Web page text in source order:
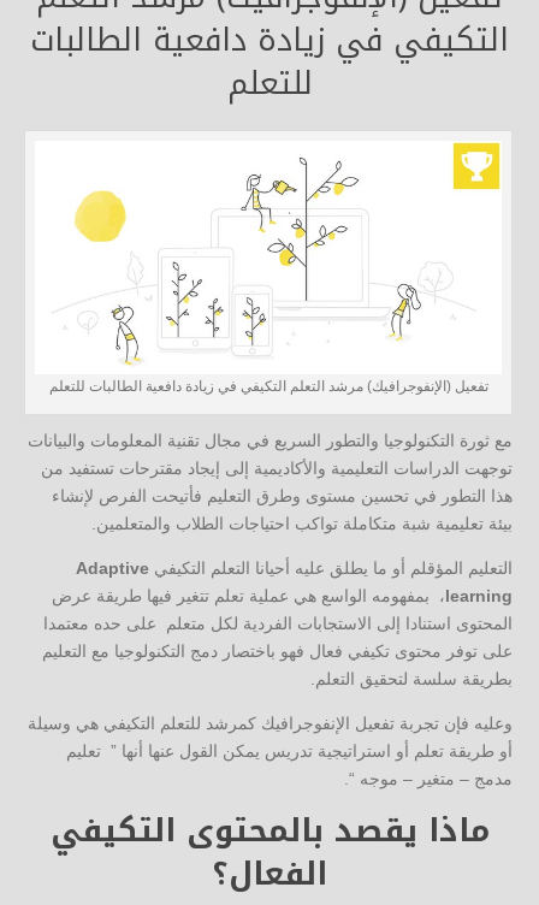
التكيفي في زيادة دافعية الطالبات
للتعلم
تفعيل (الإنفوجرافيك) مرشد التعلم التكيفي في زيادة دافعية الطالبات للتعلم
مع ثورة التكنولوجيا والتطور السريع في مجال تقنية المعلومات والبيانات
توجهت الدراسات التعليمية والأكاديمية إلى إيجاد مقترحات تستفيد من
هذا التطور في تحسين مستوى وطرق التعليم فأتيحت الفرص لإنشاء
بيئة تعليمية شبة متكاملة تواكب احتياجات الطلاب والمتعلمين.
التعليم المؤقلم أو ما يطلق عليه أحيانا التعلم التكيفي Adaptive
learning، بمفهومه الواسع هي عملية تعلم تتغير فيها طريقة عرض
المحتوى استنادا إلى الاستجابات الفردية لكل متعلم على حده معتمدا
على توفر محتوى تكيفي فعال فهو باختصار دمج التكنولوجيا مع التعليم
بطريقة سلسة لتحقيق التعلم.
وعليه فإن تجربة تفعيل الإنفوجرافيك كمرشد للتعلم التكيفي هي وسيلة
أو طريقة تعلم أو استراتيجية تدريس يمكن القول عنها أنها ” تعليم
مدمج – متغير – موجه “.
ماذا يقصد بالمحتوى التكيفي
الفعال؟